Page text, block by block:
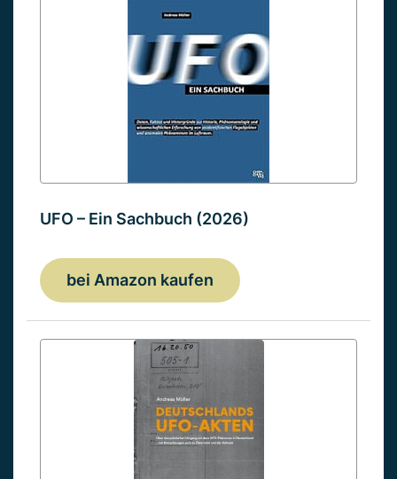
UFO – Ein Sachbuch (2026)
bei Amazon kaufen